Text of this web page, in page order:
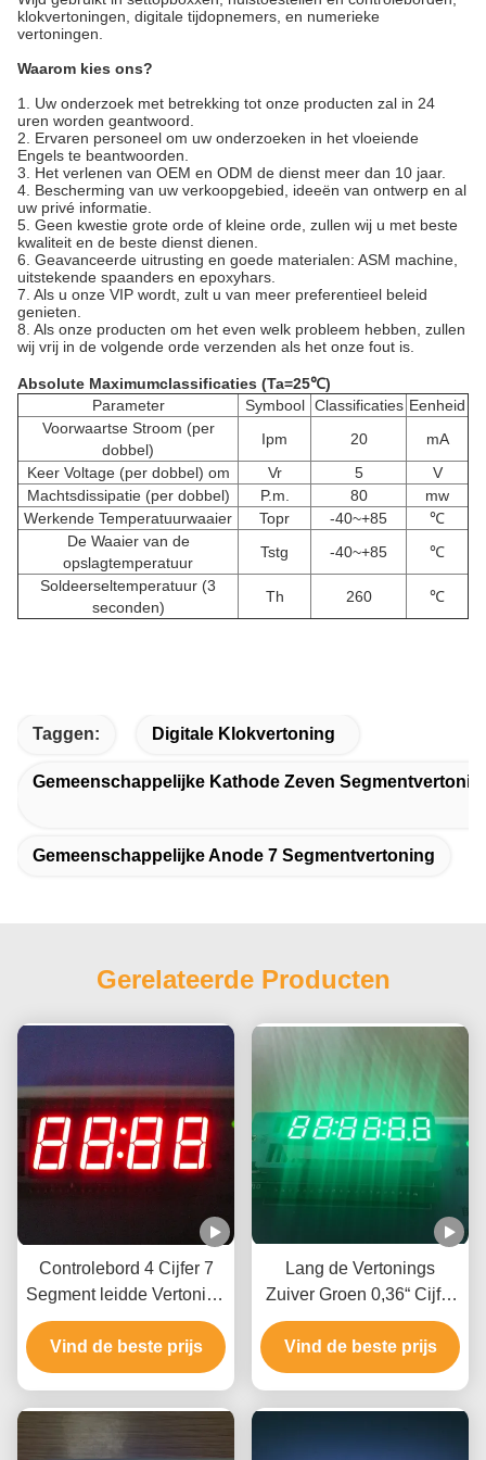
klokvertoningen, digitale tijdopnemers, en numerieke
vertoningen.
Waarom kies ons?
1. Uw onderzoek met betrekking tot onze producten zal in 24
uren worden geantwoord.
2. Ervaren personeel om uw onderzoeken in het vloeiende
Engels te beantwoorden.
3. Het verlenen van OEM en ODM de dienst meer dan 10 jaar.
4. Bescherming van uw verkoopgebied, ideeën van ontwerp en al
uw privé informatie.
5. Geen kwestie grote orde of kleine orde, zullen wij u met beste
kwaliteit en de beste dienst dienen.
6. Geavanceerde uitrusting en goede materialen: ASM machine,
uitstekende spaanders en epoxyhars.
7. Als u onze VIP wordt, zult u van meer preferentieel beleid
genieten.
8. Als onze producten om het even welk probleem hebben, zullen
wij vrij in de volgende orde verzenden als het onze fout is.
Absolute Maximumclassificaties (Ta=25℃)
Parameter
Symbool Classificaties Eenheid
Voorwaartse Stroom (per
dobbel)
Ipm 20
mA
Keer Voltage (per dobbel) om
Vr 5
V
Machtsdissipatie (per dobbel)
P.m. 80
mw
Werkende Temperatuurwaaier
Topr -40~+85
℃
De Waaier van de
opslagtemperatuur
Tstg -40~+85
℃
Soldeerseltemperatuur (3
seconden)
Th 260 ℃
Taggen: Digitale Klokvertoning
Gemeenschappelijke Kathode Zeven
Gemeenschappelijke Anode 7 Segmentvertoning
Gerelateerde Producten
Controlebord 4 Cijfer 7
Segment leidde Vertoning
14.2mm Grootte 50,3 x 19
x 8mm
Vind de beste prijs
Lang de Vertonings
Zuiver Groen 0,36“ Cijfer
6 van de Leven Digitaal
Klok voor Controlebord
Vind de beste prijs